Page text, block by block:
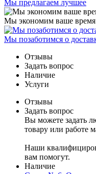
Мы предлагаем лучшее
Мы экономим ваше время
Мы позаботимся о
Отзывы
Задать вопрос
Наличие
Услуги
Отзывы
Задать вопрос
Вы можете задать
товару или работе
Наши
вам помогут.
Наличие